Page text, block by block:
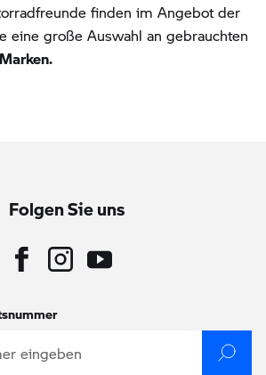
finden im Angebot der
eine große Auswahl an gebrauchten
Folgen Sie uns